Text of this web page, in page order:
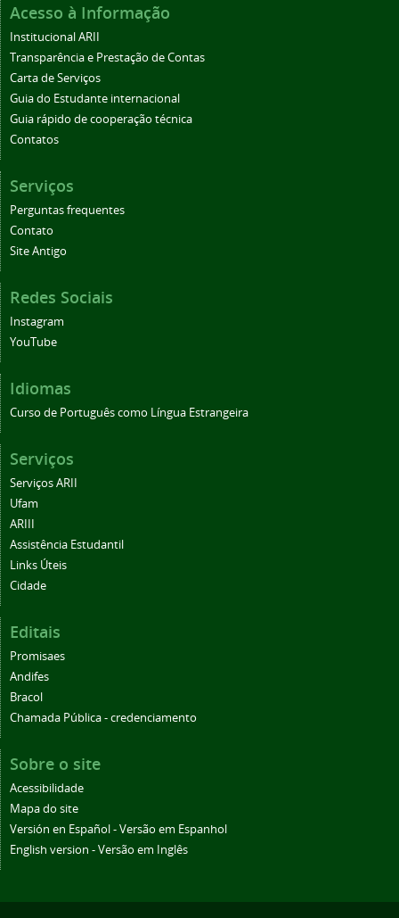
Acesso à Informação
Institucional ARII
Transparência e Prestação de Contas
Carta de Serviços
Guia do Estudante internacional
Guia rápido de cooperação técnica
Contatos
Serviços
Perguntas frequentes
Contato
Site Antigo
Redes Sociais
Instagram
YouTube
Idiomas
Curso de Português como Língua Estrangeira
Serviços
Serviços ARII
Ufam
ARIII
Assistência Estudantil
Links Úteis
Cidade
Editais
Promisaes
Andifes
Bracol
Chamada Pública - credenciamento
Sobre o site
Acessibilidade
Mapa do site
Versión en Español - Versão em Espanhol
English version - Versão em Inglês